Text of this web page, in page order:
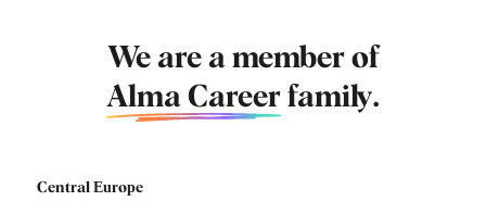
We are a member of
Alma Career family.
Central Europe